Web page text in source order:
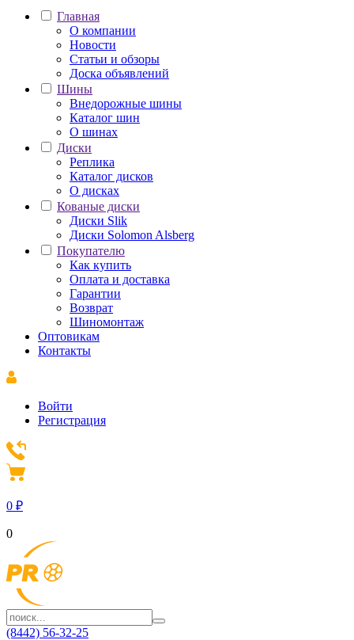
Главная
О компании
Новости
Статьи и обзоры
Доска объявлений
Шины
Внедорожные шины
Каталог шин
О шинах
Диски
Реплика
Каталог дисков
О дисках
Кованые диски
Диски Slik
Диски Solomon Alsberg
Покупателю
Как купить
Оплата и доставка
Гарантии
Возврат
Шиномонтаж
Оптовикам
Контакты
Войти
Регистрация
0 ₽
0
(8442) 56-32-25